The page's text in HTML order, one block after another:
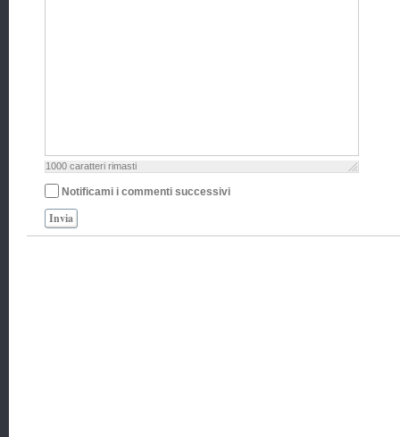
1000 caratteri rimasti
Notificami i commenti successivi
Invia